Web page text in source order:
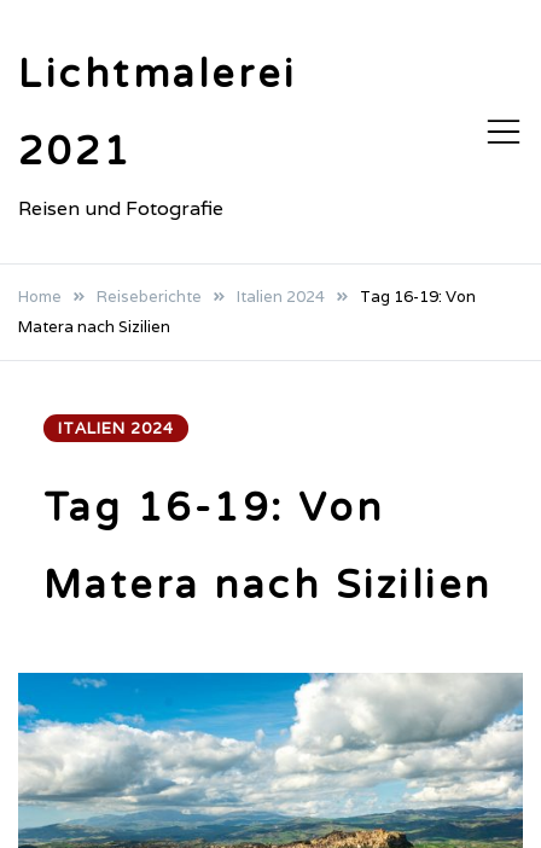
content
Lichtmalerei
2021
Reisen und Fotografie
Home Reiseberichte Italien 2024
Tag 16-19: Von
Matera nach Sizilien
ITALIEN 2024
Tag 16-19: Von
Matera nach Sizilien